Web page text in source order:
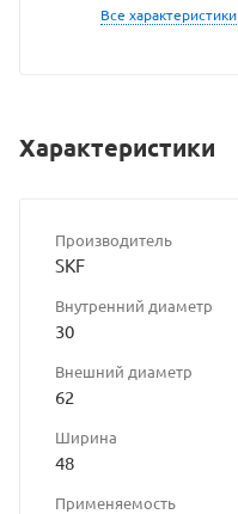
Все характеристики
Характеристики
Производитель
SKF
Внутренний диаметр
30
Внешний диаметр
62
Ширина
48
Применяемость